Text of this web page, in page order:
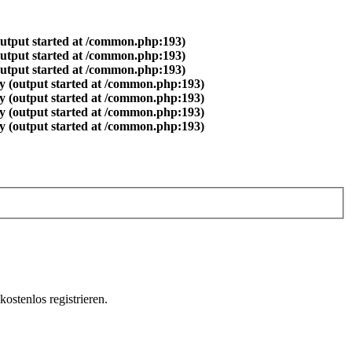
started at /common.php:193)
started at /common.php:193)
started at /common.php:193)
(output started at /common.php:193)
(output started at /common.php:193)
(output started at /common.php:193)
(output started at /common.php:193)
registrieren.